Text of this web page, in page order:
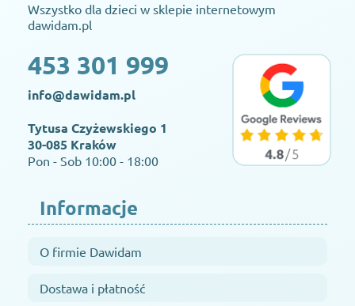
Wszystko dla dzieci w sklepie internetowym
dawidam.pl
453 301 999
info@dawidam.pl
Tytusa Czyżewskiego 1
30-085 Kraków
Pon - Sob 10:00 - 18:00
Informacje
O firmie Dawidam
Dostawa i płatność